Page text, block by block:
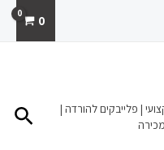
0
| פלייבקים להורדה |